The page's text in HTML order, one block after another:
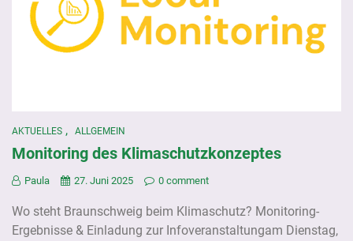
AKTUELLES , ALLGEMEIN
Monitoring des Klimaschutzkonzeptes
Paula 27. Juni 2025 0 comment
Wo steht Braunschweig beim Klimaschutz? Monitoring-
Ergebnisse & Einladung zur Infoveranstaltungam Dienstag,